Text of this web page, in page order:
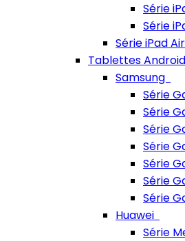
Série
Série
Série iPad Air
Tablettes Android
Samsung
Série
Série
Série
Série
Série
Série
Série
Huawei
Série